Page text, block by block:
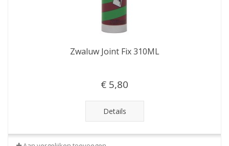
Zwaluw Joint Fix 310ML
€ 5,80
Details